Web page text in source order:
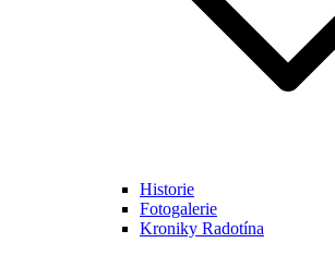
Historie
Fotogalerie
Kroniky Radotína